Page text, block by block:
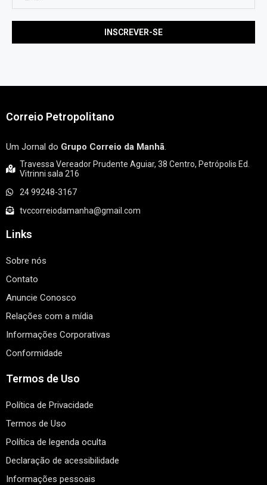
Correio Petropolitano
Um Jornal do Grupo Correio da Manhã.
Travessa Vereador Prudente Aguiar, 38 Centro, Petrópolis Ed.
Vitrinni sala 216
24 99248-3167
tvccorreiodamanha@gmail.com
Links
Sobre nós
Contato
Anuncie Conosco
Relações com a mídia
Informações Corporativas
Conformidade
Termos de Uso
Política de Privacidade
Termos de Uso
Política de legenda oculta
Declaração de acessibilidade
Informações pessoais